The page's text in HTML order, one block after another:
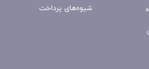
شیوه‌های پرداخت